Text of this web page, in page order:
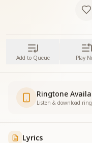
Add to Queue Play
Ringtone
Listen & download
Lyrics